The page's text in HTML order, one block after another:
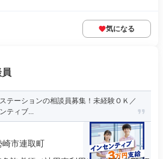
気になる
テーションの相談員募集！未経験ＯＫ／
ティブ...
市連取町